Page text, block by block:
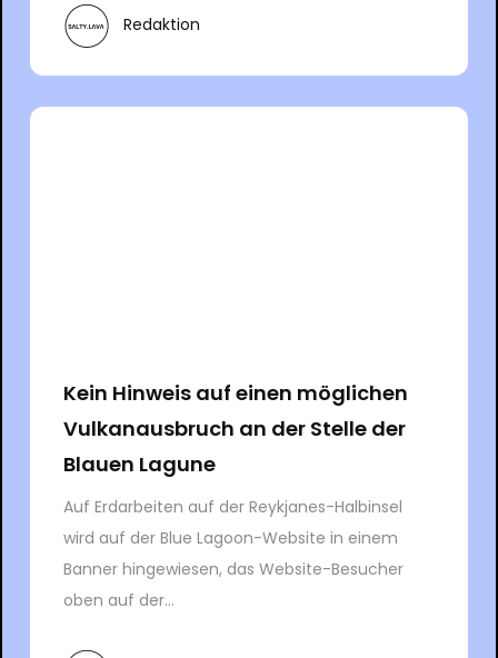
Redaktion
Kein Hinweis auf einen möglichen
Vulkanausbruch an der Stelle der
Blauen Lagune
Auf Erdarbeiten auf der Reykjanes-Halbinsel
wird auf der Blue Lagoon-Website in einem
Banner hingewiesen, das Website-Besucher
oben auf der...